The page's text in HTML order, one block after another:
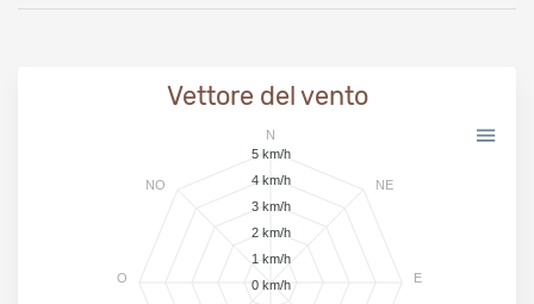
Vettore del vento
N
NE
E
O
NO
5 km/h
4 km/h
3 km/h
2 km/h
1 km/h
0 km/h